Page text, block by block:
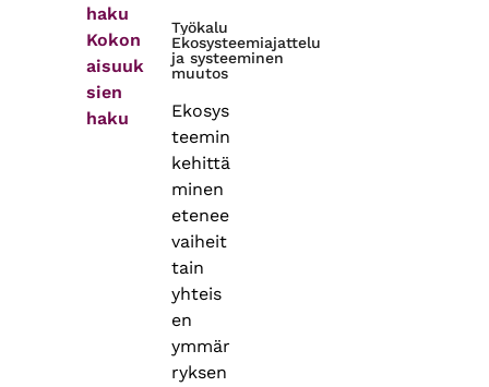
haku
Kokon
aisuuk
sien
haku
Työkalu
Ekosysteemiajattelu
ja systeeminen
muutos
Ekosys
teemin
kehittä
minen
etenee
vaiheit
tain
yhteis
en
ymmär
ryksen